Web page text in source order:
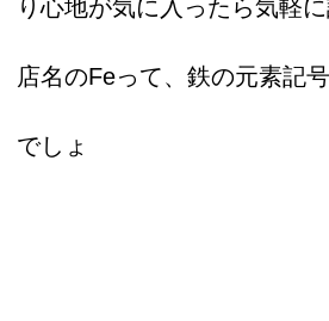
り心地が気に入ったら気軽に
店名のFeって、鉄の元素記号
でしょ